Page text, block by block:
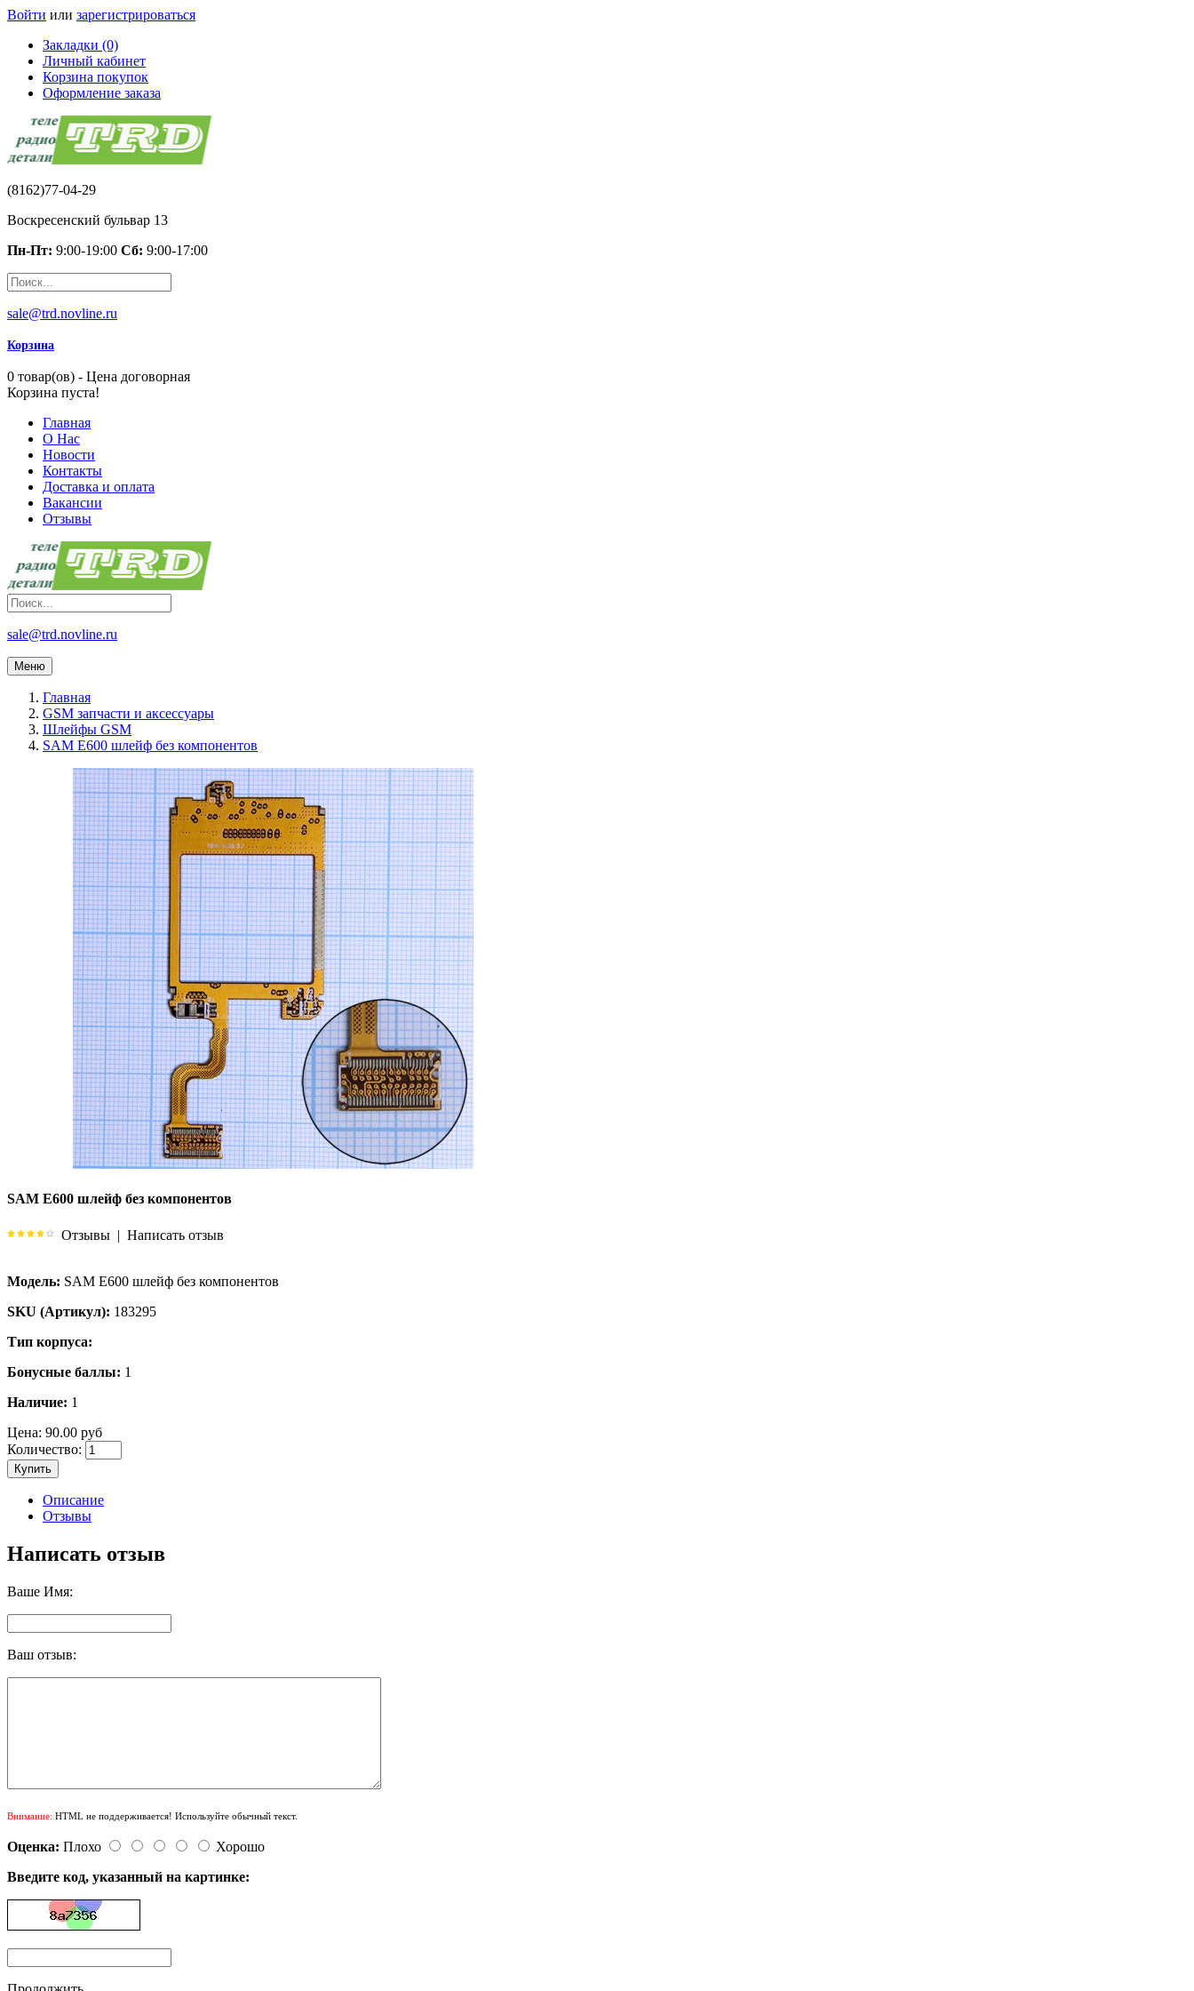
Войти или зарегистрироваться
Закладки (0)
Личный кабинет
Корзина покупок
Оформление заказа
(8162)77-04-29
Воскресенский бульвар 13
Пн-Пт: 9:00-19:00 Сб: 9:00-17:00
sale@trd.novline.ru
Корзина
0 товар(ов) - Цена договорная
Корзина пуста!
Главная
О Нас
Новости
Контакты
Доставка и оплата
Вакансии
Отзывы
sale@trd.novline.ru
Меню
Главная
GSM запчасти и аксессуары
Шлейфы GSM
SAM E600 шлейф без компонентов
SAM E600 шлейф без компонентов
Отзывы | Написать отзыв
Модель: SAM E600 шлейф без компонентов
SKU (Артикул): 183295
Тип корпуса:
Бонусные баллы: 1
Наличие: 1
Цена: 90.00 руб
Количество:
Купить
Описание
Отзывы
Написать отзыв
Ваше Имя:
Ваш отзыв:
Внимание: HTML не поддерживается! Используйте обычный текст.
Оценка: Плохо
Хорошо
Введите код, указанный на картинке: